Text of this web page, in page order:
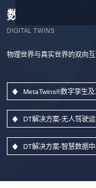
数字孪生
DIGITAL TWINS
物理世界与真实世界的双向
MetaTwins®数字孪生
DT解决方案-无人驾驶
DT解决方案-智慧数据